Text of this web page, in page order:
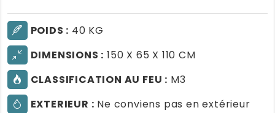
POIDS : 40 KG
DIMENSIONS : 150 X 65 X 110 CM
CLASSIFICATION AU FEU : M3
EXTERIEUR : Ne conviens pas en extérieur